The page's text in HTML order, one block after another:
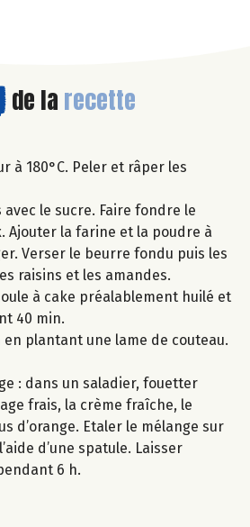
de la recette
à 180°C. Peler et râper les
avec le sucre. Faire fondre le
Ajouter la farine et la poudre à
Verser le beurre fondu puis les
raisins et les amandes.
à cake préalablement huilé et
40 min.
plantant une lame de couteau.
: dans un saladier, fouetter
frais, la crème fraîche, le
d’orange. Etaler le mélange sur
d’une spatule. Laisser
6 h.